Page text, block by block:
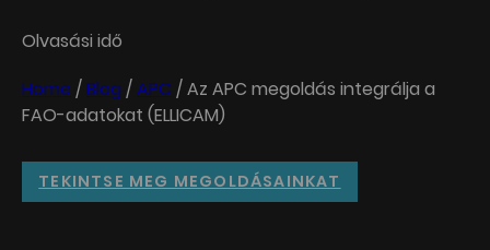
Olvasási idő
Home /Blog /APC /Az APC megoldás integrálja a
FAO-adatokat (ELLICAM)
TEKINTSE MEG MEGOLDÁSAINKAT